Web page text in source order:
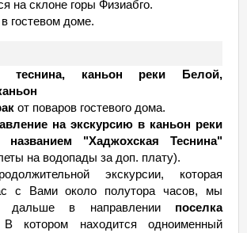
на склоне горы Физиабго.
в гостевом доме.
теснина, каньон реки Белой,
от поваров гостевого дома.
на экскурсию в каньон реки
"Хаджохская Теснина"
на водопады за доп. плату).
экскурсии, которая
с Вами около полутора часов, мы
дальше в направлении поселка
котором находится одноименный